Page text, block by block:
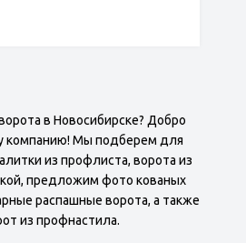
в Новосибирске? Добро
компанию! Мы подберем для
из профлиста, ворота из
предложим фото кованых
распашные ворота, а также
из профнастила.